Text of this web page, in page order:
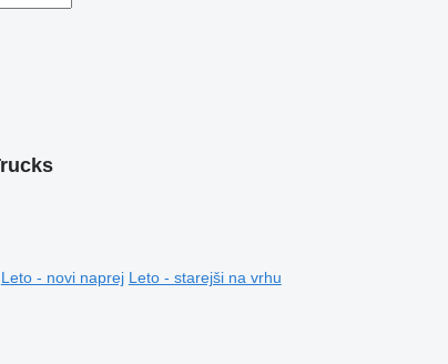
Leto - novi naprej Leto - starejši na vrhu